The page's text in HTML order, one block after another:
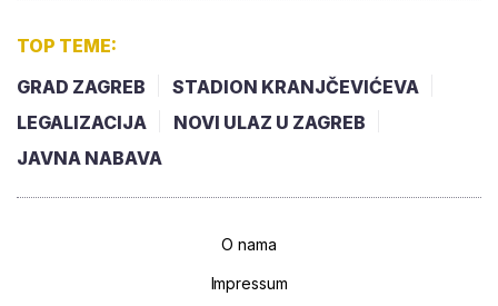
TOP TEME:
GRAD ZAGREB
STADION KRANJČEVIĆEVA
LEGALIZACIJA
NOVI ULAZ U ZAGREB
JAVNA NABAVA
O nama
Impressum